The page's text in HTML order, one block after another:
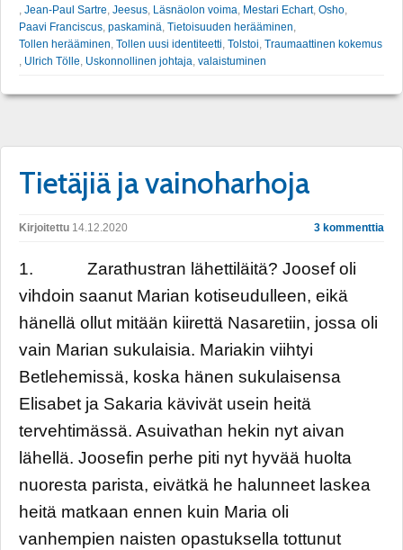
Jean-Paul Sartre Jeesus Läsnäolon voima Mestari Echart, Osho
Paavi Franciscus paskaminä Tietoisuuden herääminen
Tollen herääminen Tollen uusi identiteetti Tolstoi Traumaattinen kokemus
Ulrich Tölle Uskonnollinen johtaja valaistuminen
Tietäjiä ja vainoharhoja
Kirjoitettu 14.12.2020 3 kommenttia
1. Zarathustran lähettiläitä? Joosef oli
vihdoin saanut Marian kotiseudulleen, eikä
hänellä ollut mitään kiirettä Nasaretiin, jossa oli
vain Marian sukulaisia. Mariakin viihtyi
Betlehemissä, koska hänen sukulaisensa
Elisabet ja Sakaria kävivät usein heitä
tervehtimässä. Asuivathan hekin nyt aivan
lähellä. Joosefin perhe piti nyt hyvää huolta
nuoresta parista, eivätkä he halunneet laskea
heitä matkaan ennen kuin Maria oli
vanhempien naisten opastuksella tottunut